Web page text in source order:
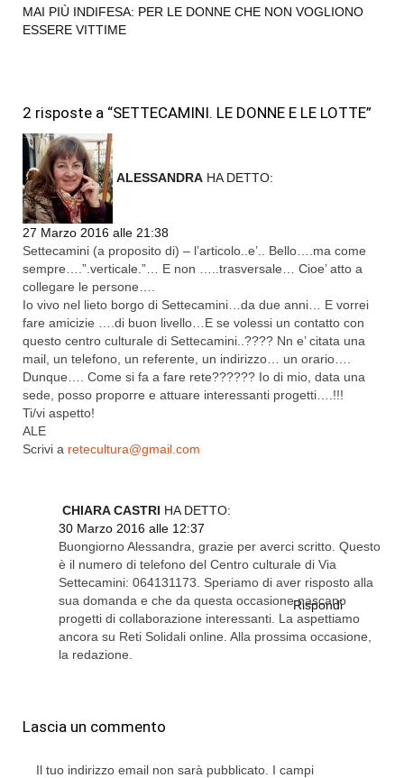
MAI PIÙ INDIFESA: PER LE DONNE CHE NON VOGLIONO
ESSERE VITTIME
2 risposte a “SETTECAMINI. LE DONNE E LE LOTTE”
ALESSANDRA HA DETTO:
27 Marzo 2016 alle 21:38
Settecamini (a proposito di) – l’articolo..e’.. Bello….ma come
sempre….”.verticale.”… E non …..trasversale… Cioe’ atto a
collegare le persone….
Io vivo nel lieto borgo di Settecamini…da due anni… E vorrei
fare amicizie ….di buon livello…E se volessi un contatto con
questo centro culturale di Settecamini..???? Nn e’ citata una
mail, un telefono, un referente, un indirizzo… un orario….
Dunque…. Come si fa a fare rete?????? Io di mio, data una
sede, posso proporre e attuare interessanti progetti….!!!
Ti/vi aspetto!
ALE
Scrivi a retecultura@gmail.com
Rispondi
CHIARA CASTRI HA DETTO:
30 Marzo 2016 alle 12:37
Buongiorno Alessandra, grazie per averci scritto. Questo
è il numero di telefono del Centro culturale di Via
Settecamini: 064131173. Speriamo di aver risposto alla
sua domanda e che da questa occasione nascano
progetti di collaborazione interessanti. La aspettiamo
ancora su Reti Solidali online. Alla prossima occasione,
la redazione.
Lascia un commento
Il tuo indirizzo email non sarà pubblicato. I campi